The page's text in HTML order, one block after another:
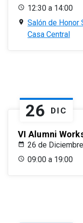
12:30 a 14:00
Salón de Honor
Casa Central
26 DIC
VI Alumni
26 de
09:00 a 19:00